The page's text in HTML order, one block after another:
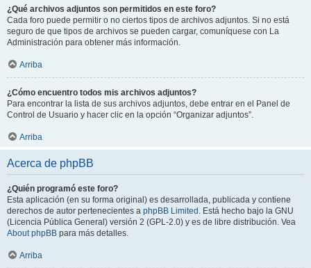
¿Qué archivos adjuntos son permitidos en este foro?
Cada foro puede permitir o no ciertos tipos de archivos adjuntos. Si no está
seguro de que tipos de archivos se pueden cargar, comuníquese con La
Administración para obtener más información.
Arriba
¿Cómo encuentro todos mis archivos adjuntos?
Para encontrar la lista de sus archivos adjuntos, debe entrar en el Panel de
Control de Usuario y hacer clic en la opción “Organizar adjuntos”.
Arriba
Acerca de phpBB
¿Quién programó este foro?
Esta aplicación (en su forma original) es desarrollada, publicada y contiene
derechos de autor pertenecientes a phpBB Limited . Está hecho bajo la GNU
(Licencia Pública General) versión 2 (GPL-2.0) y es de libre distribución. Vea
About phpBB para más detalles.
Arriba